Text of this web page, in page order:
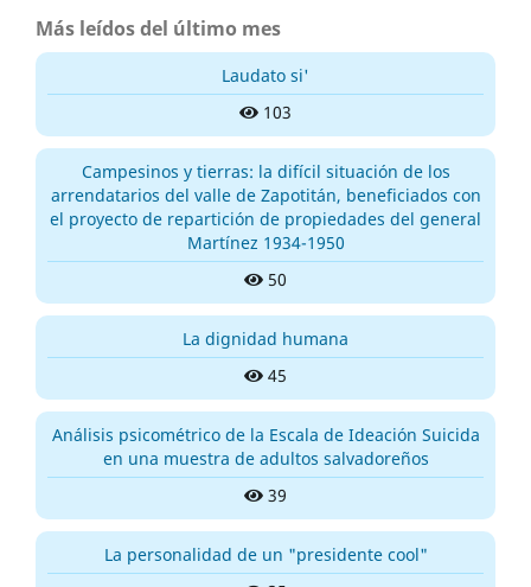
Más leídos del último mes
Laudato si'
103
Campesinos y tierras: la difícil situación de los
arrendatarios del valle de Zapotitán, beneficiados con
el proyecto de repartición de propiedades del general
Martínez 1934-1950
50
La dignidad humana
45
Análisis psicométrico de la Escala de Ideación Suicida
en una muestra de adultos salvadoreños
39
La personalidad de un "presidente cool"